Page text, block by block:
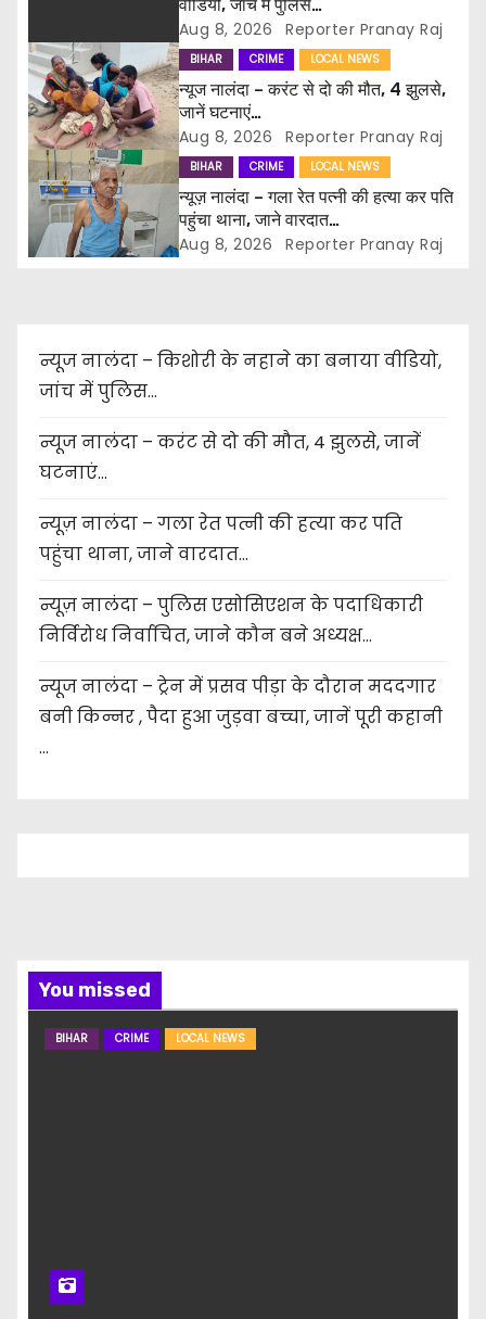
t
i
o
n
वीडियो, जांच में पुलिस…
Aug 8, 2026 Reporter Pranay Raj
BIHAR CRIME LOCAL NEWS
न्यूज नालंदा – करंट से दो की मौत, 4 झुलसे,
जानें घटनाएं…
Aug 8, 2026 Reporter Pranay Raj
BIHAR CRIME LOCAL NEWS
न्यूज़ नालंदा – गला रेत पत्नी की हत्या कर पति
पहुंचा थाना, जाने वारदात…
Aug 8, 2026 Reporter Pranay Raj
न्यूज नालंदा – किशोरी के नहाने का बनाया वीडियो,
जांच में पुलिस…
न्यूज नालंदा – करंट से दो की मौत, 4 झुलसे, जानें
घटनाएं…
न्यूज़ नालंदा – गला रेत पत्नी की हत्या कर पति
पहुंचा थाना, जाने वारदात…
न्यूज़ नालंदा – पुलिस एसोसिएशन के पदाधिकारी
निर्विरोध निर्वाचित, जाने कौन बने अध्यक्ष…
न्यूज नालंदा – ट्रेन में प्रसव पीड़ा के दौरान मददगार
बनी किन्नर , पैदा हुआ जुड़वा बच्चा, जानें पूरी कहानी
…
You missed
BIHAR CRIME LOCAL NEWS